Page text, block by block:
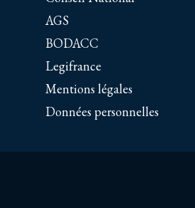
AGS
BODACC
Legifrance
Mentions légales
Données personnelles